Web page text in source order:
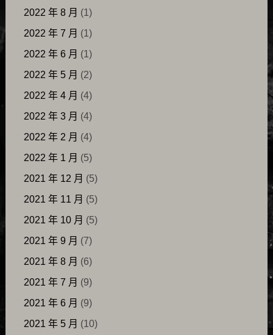
2022 年 8 月 (1)
2022 年 7 月 (1)
2022 年 6 月 (1)
2022 年 5 月 (2)
2022 年 4 月 (4)
2022 年 3 月 (4)
2022 年 2 月 (4)
2022 年 1 月 (5)
2021 年 12 月 (5)
2021 年 11 月 (5)
2021 年 10 月 (5)
2021 年 9 月 (7)
2021 年 8 月 (6)
2021 年 7 月 (9)
2021 年 6 月 (9)
2021 年 5 月 (10)